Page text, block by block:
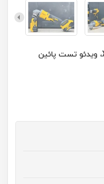
ست چهار قلوی دیوالت مدل XR، ویدئو تست پائین